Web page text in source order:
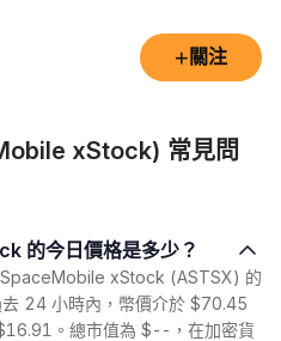
+ 關注
xStock) 常見問
的今日價格是多少？
xStock (ASTSX) 的
24 小時內，幣價介於 $70.45
。總市值為 $--，在加密貨